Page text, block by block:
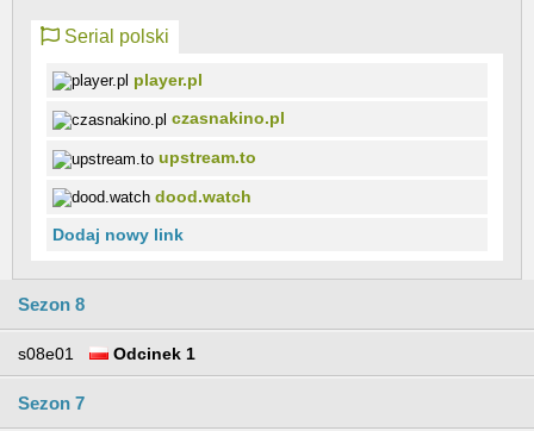
Serial polski
player.pl
czasnakino.pl
upstream.to
dood.watch
Dodaj nowy link
Sezon 8
s08e01 Odcinek 1
Sezon 7